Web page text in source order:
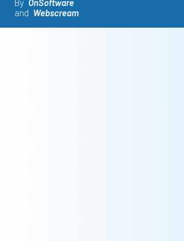
By OnSoftware
and Webscream